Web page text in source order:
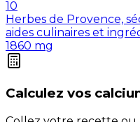
10
Herbes de Provence,
aides culinaires et
1860 mg
Calculez vos